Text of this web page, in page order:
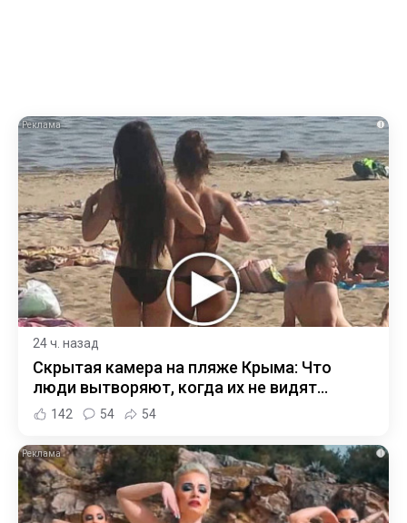
i
24 ч. назад
Скрытая камера на пляже Крыма: Что
люди вытворяют, когда их не видят...
142 54 54
i